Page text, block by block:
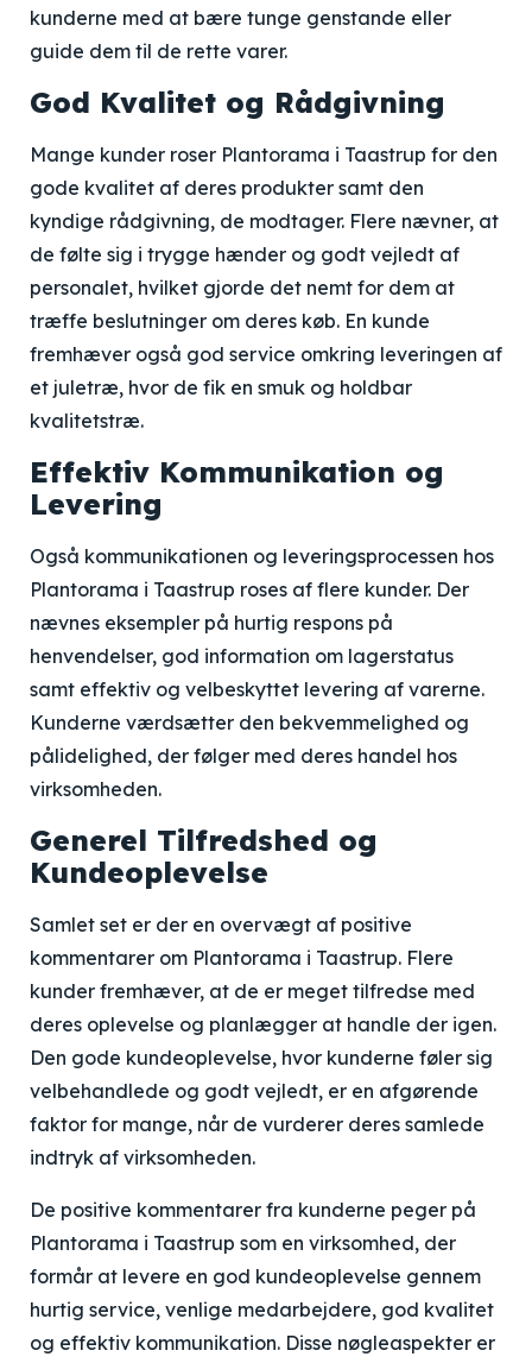
kunderne med at bære tunge genstande eller
guide dem til de rette varer.
God Kvalitet og Rådgivning
Mange kunder roser Plantorama i Taastrup for den
gode kvalitet af deres produkter samt den
kyndige rådgivning, de modtager. Flere nævner, at
de følte sig i trygge hænder og godt vejledt af
personalet, hvilket gjorde det nemt for dem at
træffe beslutninger om deres køb. En kunde
fremhæver også god service omkring leveringen af
et juletræ, hvor de fik en smuk og holdbar
kvalitetstræ.
Effektiv Kommunikation og
Levering
Også kommunikationen og leveringsprocessen hos
Plantorama i Taastrup roses af flere kunder. Der
nævnes eksempler på hurtig respons på
henvendelser, god information om lagerstatus
samt effektiv og velbeskyttet levering af varerne.
Kunderne værdsætter den bekvemmelighed og
pålidelighed, der følger med deres handel hos
virksomheden.
Generel Tilfredshed og
Kundeoplevelse
Samlet set er der en overvægt af positive
kommentarer om Plantorama i Taastrup. Flere
kunder fremhæver, at de er meget tilfredse med
deres oplevelse og planlægger at handle der igen.
Den gode kundeoplevelse, hvor kunderne føler sig
velbehandlede og godt vejledt, er en afgørende
faktor for mange, når de vurderer deres samlede
indtryk af virksomheden.
De positive kommentarer fra kunderne peger på
Plantorama i Taastrup som en virksomhed, der
formår at levere en god kundeoplevelse gennem
hurtig service, venlige medarbejdere, god kvalitet
og effektiv kommunikation. Disse nøgleaspekter er